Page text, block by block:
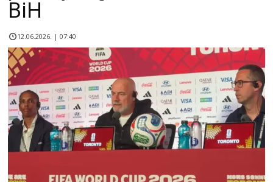
BiH
12.06.2026. | 07:40